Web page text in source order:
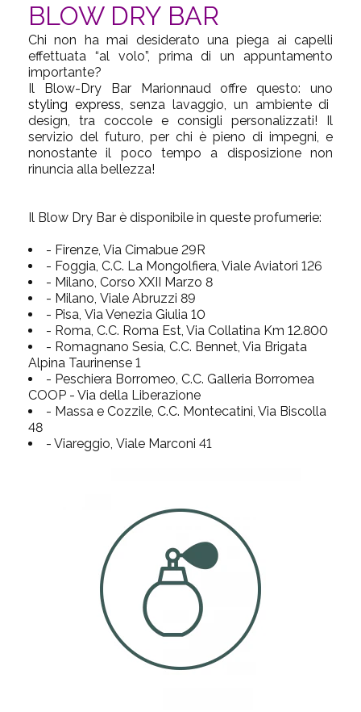
BLOW DRY BAR
Chi non ha mai desiderato una piega ai capelli
effettuata “al volo”, prima di un appuntamento
importante?
Il Blow-Dry Bar Marionnaud offre questo: uno
styling express, senza lavaggio, un ambiente di
design, tra coccole e consigli personalizzati! Il
servizio del futuro, per chi è pieno di impegni, e
nonostante il poco tempo a disposizione non
rinuncia alla bellezza!
Il Blow Dry Bar è disponibile in queste profumerie:
- Firenze, Via Cimabue 29R
- Foggia, C.C. La Mongolfiera, Viale Aviatori 126
- Milano, Corso XXII Marzo 8
- Milano, Viale Abruzzi 89
- Pisa, Via Venezia Giulia 10
- Roma, C.C. Roma Est, Via Collatina Km 12.800
- Romagnano Sesia, C.C. Bennet, Via Brigata
Alpina Taurinense 1
- Peschiera Borromeo, C.C. Galleria Borromea
COOP - Via della Liberazione
- Massa e Cozzile, C.C. Montecatini, Via Biscolla
48
- Viareggio, Viale Marconi 41